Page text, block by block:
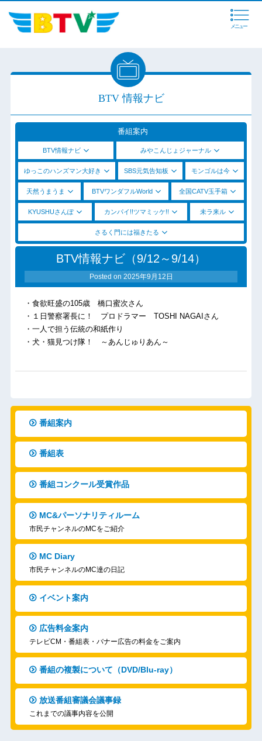
メニュー
BTV 情報ナビ
番組案内
BTV情報ナビ みやこんじょジャーナル
ゆっこのハンズマン大好き SBS元気告知板 モンゴルは今
天然うまうま BTVワンダフルWorld 全国CATV玉手箱
KYUSHUさんぽ カンパイ!!ツマミッケ!! 未ラ来ル
さるく門には福きたる
BTV情報ナビ（9/12～9/14）
Posted on 2025年9月12日
・食欲旺盛の105歳 橋口蜜次さん
・１日警察署長に！ プロドラマー TOSHI NAGAIさん
・一人で担う伝統の和紙作り
・犬・猫見つけ隊！ ～あんじゅりあん～
番組案内
番組表
番組コンクール受賞作品
MC&パーソナリティルーム
市民チャンネルのMCをご紹介
MC Diary
市民チャンネルのMC達の日記
イベント案内
広告料金案内
テレビCM・番組表・バナー広告の料金をご案内
番組の複製について（DVD/Blu-ray）
放送番組審議会議事録
これまでの議事内容を公開